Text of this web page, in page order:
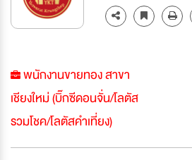
พนักงานขายทอง สาขา
เชียงใหม่ (บิ๊กซีดอนจั่น/โลตัส
รวมโชค/โลตัสคำเที่ยง)